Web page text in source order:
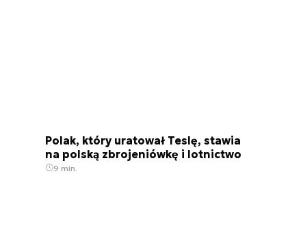
Polak, który uratował Teslę, stawia
na polską zbrojeniówkę i lotnictwo
9 min.